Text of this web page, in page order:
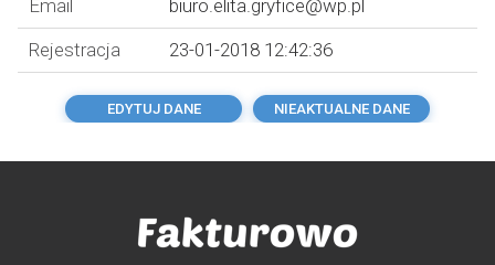
Email
biuro.elita.gryfice@wp.pl
Rejestracja
23-01-2018 12:42:36
EDYTUJ DANE NIEAKTUALNE DANE